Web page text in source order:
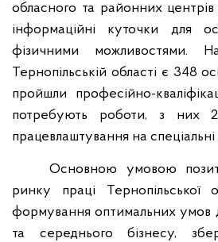
обласного та районних центрів
інформаційні куточки для
фізичними
Тернопільській області є 348
пройшли професійно-
потребують роботи, з них
працевлаштування на спеціальні
Основною умовою
ринку праці Тернопільської
формування оптимальних умов
та середнього бізнесу,